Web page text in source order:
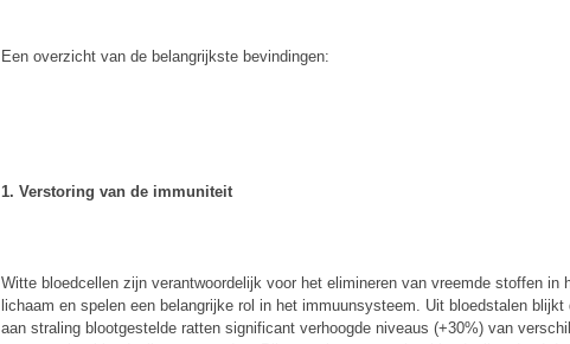
Een overzicht van de belangrijkste bevindingen:
1. Verstoring van de immuniteit
Witte bloedcellen zijn verantwoordelijk voor het elimineren van vreemde stoffen in
lichaam en spelen een belangrijke rol in het immuunsysteem. Uit bloedstalen blijkt
aan straling blootgestelde ratten significant verhoogde niveaus (+30%) van